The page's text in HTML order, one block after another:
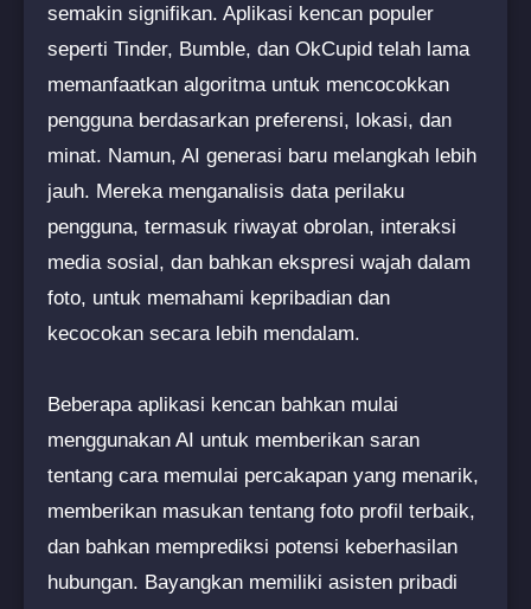
semakin signifikan. Aplikasi kencan populer
seperti Tinder, Bumble, dan OkCupid telah lama
memanfaatkan algoritma untuk mencocokkan
pengguna berdasarkan preferensi, lokasi, dan
minat. Namun, AI generasi baru melangkah lebih
jauh. Mereka menganalisis data perilaku
pengguna, termasuk riwayat obrolan, interaksi
media sosial, dan bahkan ekspresi wajah dalam
foto, untuk memahami kepribadian dan
kecocokan secara lebih mendalam.
Beberapa aplikasi kencan bahkan mulai
menggunakan AI untuk memberikan saran
tentang cara memulai percakapan yang menarik,
memberikan masukan tentang foto profil terbaik,
dan bahkan memprediksi potensi keberhasilan
hubungan. Bayangkan memiliki asisten pribadi